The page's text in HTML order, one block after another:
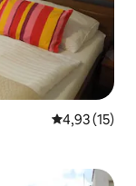
4,93 de uma
4,93 (15)